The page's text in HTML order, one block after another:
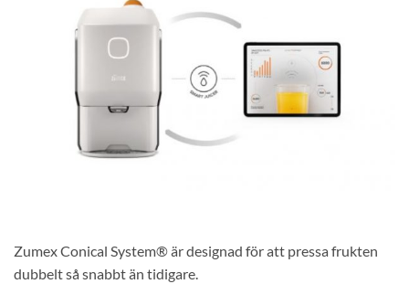
Zumex Conical System® är designad för att pressa frukten
dubbelt så snabbt än tidigare.